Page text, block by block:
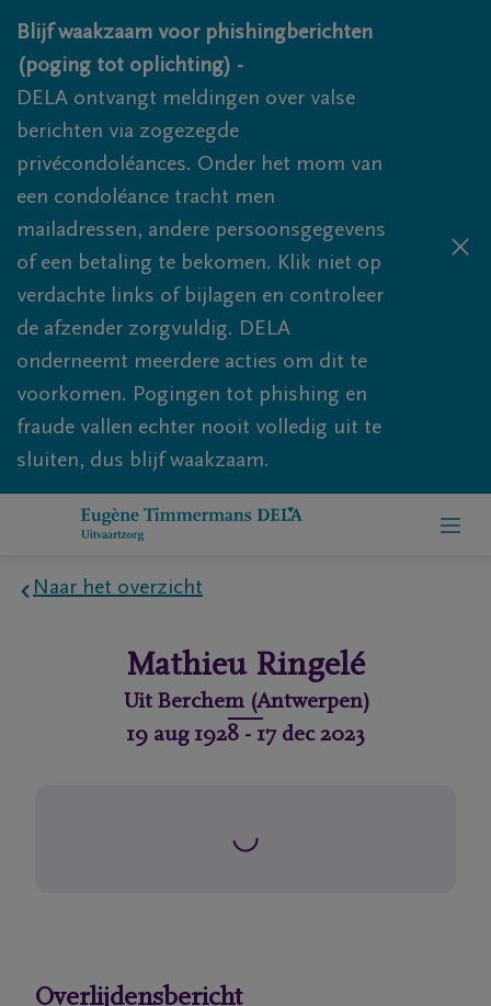
Overslaan en naar inhoud gaan
Blijf waakzaam voor phishingberichten
(poging tot oplichting) -
DELA ontvangt meldingen over valse
berichten via zogezegde
privécondoléances. Onder het mom van
een condoléance tracht men
mailadressen, andere persoonsgegevens
of een betaling te bekomen. Klik niet op
verdachte links of bijlagen en controleer
de afzender zorgvuldig. DELA
onderneemt meerdere acties om dit te
voorkomen. Pogingen tot phishing en
fraude vallen echter nooit volledig uit te
sluiten, dus blijf waakzaam.
Naar het overzicht
Mathieu Ringelé
Uit Berchem (Antwerpen)
19 aug 1928 - 17 dec 2023
Overlijdensbericht